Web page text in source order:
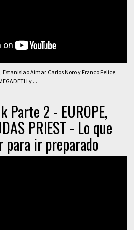
Estanislao Aimar, Carlos Noro y Franco Felice,
y ...
Parte 2 - EUROPE,
PRIEST - Lo que
para ir preparado